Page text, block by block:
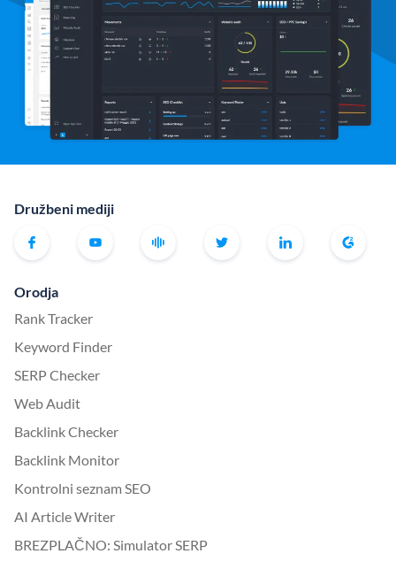
Družbeni mediji
Orodja
Rank Tracker
Keyword Finder
SERP Checker
Web Audit
Backlink Checker
Backlink Monitor
Kontrolni seznam SEO
AI Article Writer
BREZPLAČNO: Simulator SERP